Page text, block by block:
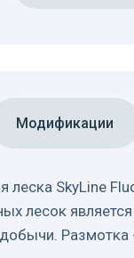
Модификации
леска SkyLine
лесок